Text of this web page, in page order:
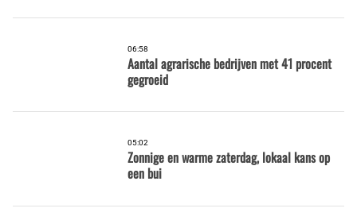
06:58
Aantal agrarische bedrijven met 41 procent
gegroeid
05:02
Zonnige en warme zaterdag, lokaal kans op
een bui